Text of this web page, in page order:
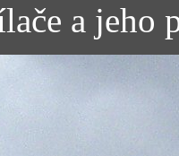
a jeho